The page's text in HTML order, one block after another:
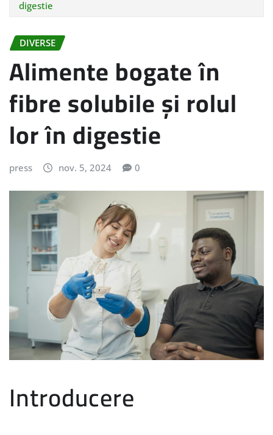
digestie
DIVERSE
Alimente bogate în
fibre solubile și rolul
lor în digestie
press nov. 5, 2024 0
Introducere